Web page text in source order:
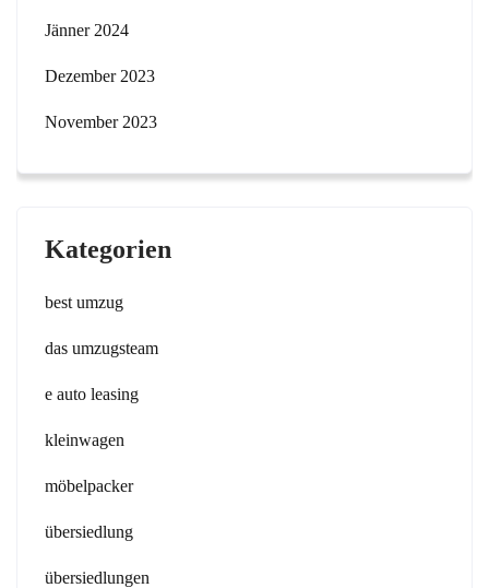
Jänner 2024
Dezember 2023
November 2023
Kategorien
best umzug
das umzugsteam
e auto leasing
kleinwagen
möbelpacker
übersiedlung
übersiedlungen